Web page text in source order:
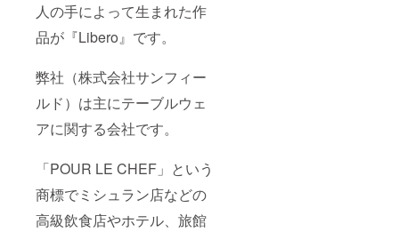
人の手によって生まれた作
品が『Libero』です。
弊社（株式会社サンフィー
ルド）は主にテーブルウェ
アに関する会社です。
「POUR LE CHEF」という
商標でミシュラン店などの
高級飲食店やホテル、旅館